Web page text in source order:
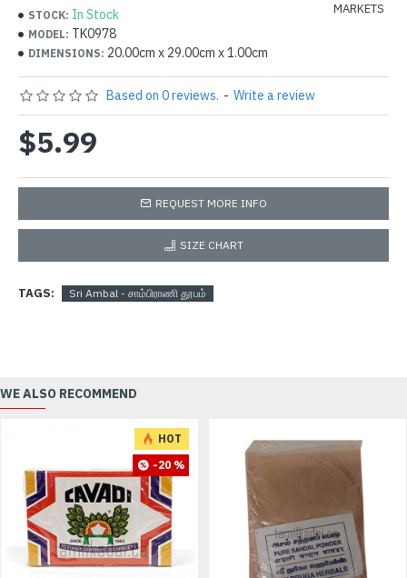
STOCK: In Stock
MODEL: TK0978
DIMENSIONS: 20.00cm x 29.00cm x 1.00cm
MARKETS
Based on 0 reviews. - Write a review
$5.99
REQUEST MORE INFO
SIZE CHART
TAGS: Sri Ambal - சாம்பிராணி தூபம்
WE ALSO RECOMMEND
HOT
-20 %